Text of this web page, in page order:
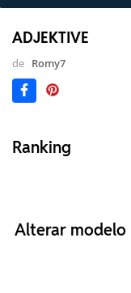
ADJEKTIVE
de Romy7
Ranking
Alterar modelo